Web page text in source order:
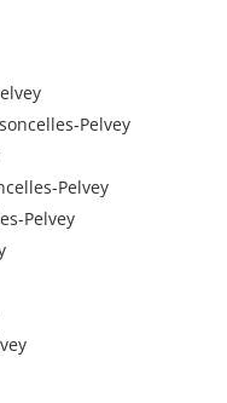
Pelvey
Pelvey
Pelvey